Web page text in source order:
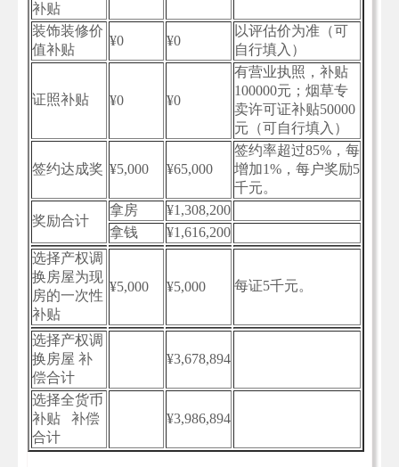
补贴
装饰装修价
值补贴
¥0 ¥0
以评估价为准（可
自行填入）
证照补贴 ¥0 ¥0
有营业执照，补贴
100000元；烟草专
卖许可证补贴50000
元（可自行填入）
签约达成奖 ¥5,000 ¥65,000
签约率超过85%，每
增加1%，每户奖励5
千元。
奖励合计
拿房
¥1,308,200
拿钱
¥1,616,200
选择产权调
换房屋为现
房的一次性
补贴
¥5,000 ¥5,000 每证5千元。
选择产权调
换房屋 补
偿合计
¥3,678,894
选择全货币
补贴 补偿
合计
¥3,986,894